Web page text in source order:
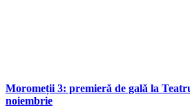
Moromeții 3: premieră de gală la
noiembrie